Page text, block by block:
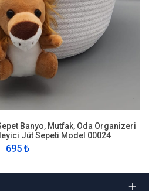
Banyo, Mutfak, Oda Organizeri
Jüt Sepeti Model 00024
695 ₺